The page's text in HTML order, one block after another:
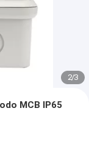
2/3
MCB IP65